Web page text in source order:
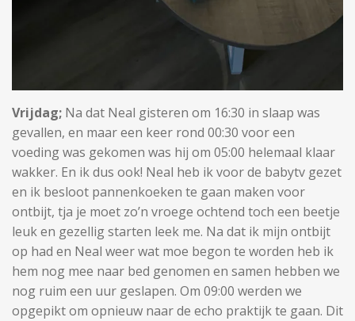
Vrijdag; Na dat Neal gisteren om 16:30 in slaap was
gevallen, en maar een keer rond 00:30 voor een
voeding was gekomen was hij om 05:00 helemaal klaar
wakker. En ik dus ook! Neal heb ik voor de babytv gezet
en ik besloot pannenkoeken te gaan maken voor
ontbijt, tja je moet zo’n vroege ochtend toch een beetje
leuk en gezellig starten leek me. Na dat ik mijn ontbijt
op had en Neal weer wat moe begon te worden heb ik
hem nog mee naar bed genomen en samen hebben we
nog ruim een uur geslapen. Om 09:00 werden we
opgepikt om opnieuw naar de echo praktijk te gaan. Dit